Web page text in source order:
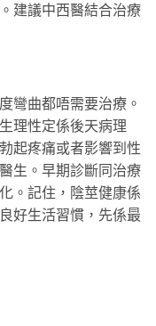
建議中西醫結合治療
彎曲都唔需要治療。
理性定係後天病理
起疼痛或者影響到性
生。早期診斷同治療
。記住，陰莖健康係
好生活習慣，先係最